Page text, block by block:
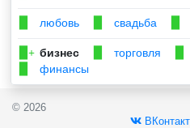
любовь свадьба
▉+ бизнес торговля
финансы
© 2026